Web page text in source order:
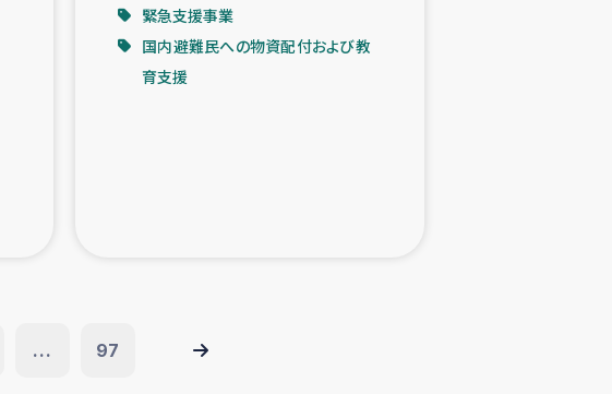
緊急支援事業
国内避難民への物資配付および教
育支援
... 97